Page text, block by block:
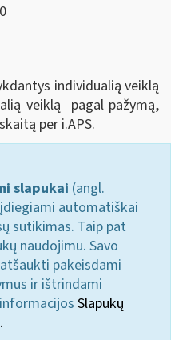
individualią veiklą
veiklą pagal pažymą,
per i.APS.
slapukai (angl.
automatiškai
sutikimas. Taip pat
naudojimu. Savo
pakeisdami
ir ištrindami
Slapukų